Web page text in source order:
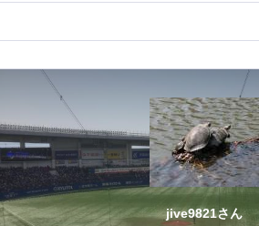
jive9821さん